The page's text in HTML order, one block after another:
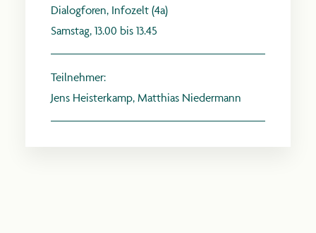
Dialogforen, Infozelt (4a)
Samstag, 13.00 bis 13.45
Teilnehmer:
Jens Heisterkamp, Matthias Niedermann